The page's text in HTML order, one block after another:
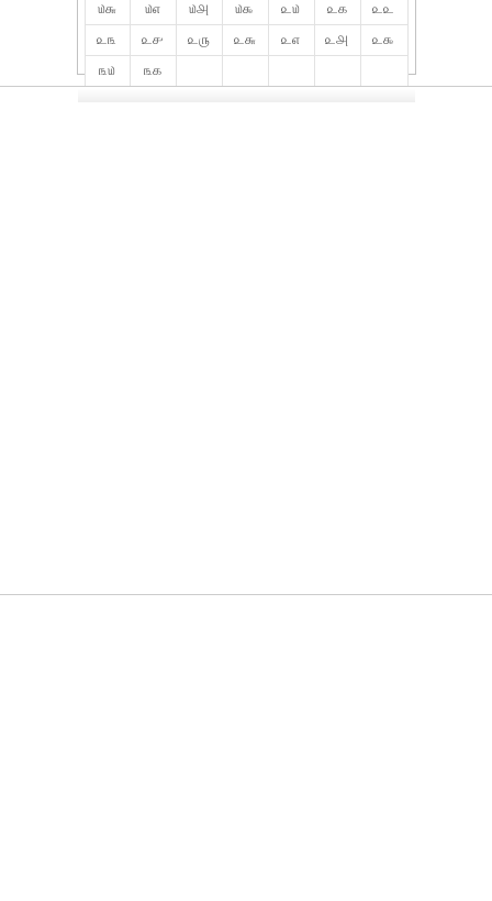
௰௬
௰௭ ௰௮ ௰௯ ௨௰ ௨௧
௨௨
௨௩
௨௪ ௨௫ ௨௬ ௨௭ ௨௮
௨௯
௩௰
௩௧